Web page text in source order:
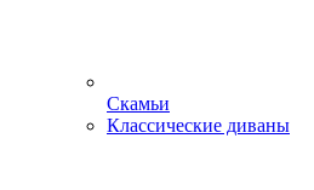
Скамьи
Классические диваны